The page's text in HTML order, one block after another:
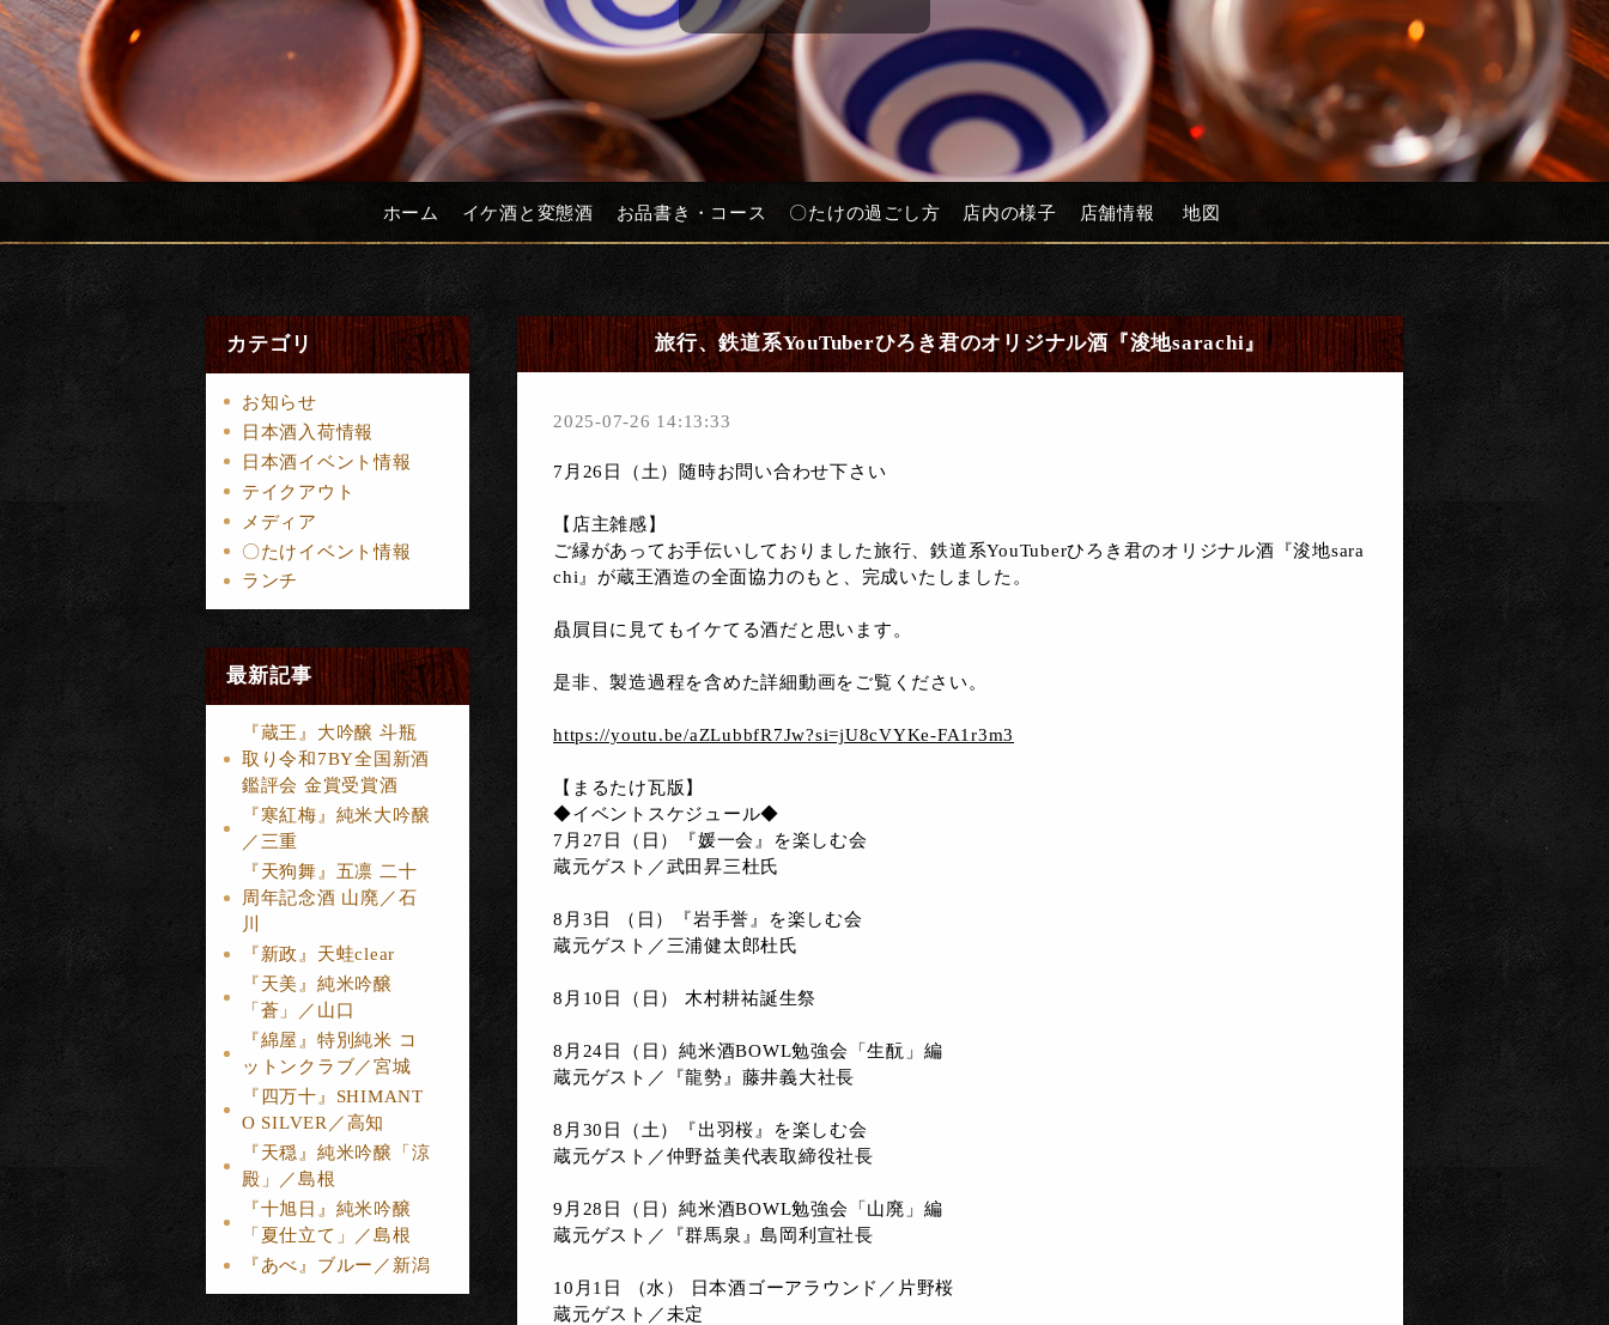
ホーム イケ酒と変態酒 お品書き・コース 〇たけの過ごし方 店内の様子 店舗情報 地図
カテゴリ
お知らせ
日本酒入荷情報
日本酒イベント情報
テイクアウト
メディア
〇たけイベント情報
ランチ
最新記事
『蔵王』大吟醸 斗瓶
取り令和7BY全国新酒
鑑評会 金賞受賞酒
『寒紅梅』純米大吟醸
／三重
『天狗舞』五凛 二十
周年記念酒 山廃／石
川
『新政』天蛙clear
『天美』純米吟醸
「蒼」／山口
『綿屋』特別純米 コ
ットンクラブ／宮城
『四万十』SHIMANT
O SILVER／高知
『天穏』純米吟醸「涼
殿」／島根
『十旭日』純米吟醸
「夏仕立て」／島根
『あべ』ブルー／新潟
旅行、鉄道系YouTuberひろき君のオリジナル酒『浚地sarachi』
2025-07-26 14:13:33
7月26日（土）随時お問い合わせ下さい
【店主雑感】
ご縁があってお手伝いしておりました旅行、鉄道系YouTuberひろき君のオリジナル酒『浚地sara
chi』が蔵王酒造の全面協力のもと、完成いたしました。
贔屓目に見てもイケてる酒だと思います。
是非、製造過程を含めた詳細動画をご覧ください。
https://youtu.be/aZLubbfR7Jw?si=jU8cVYKe-FA1r3m3
【まるたけ瓦版】
◆イベントスケジュール◆
7月27日（日）『媛一会』を楽しむ会
蔵元ゲスト／武田昇三杜氏
8月3日 （日）『岩手誉』を楽しむ会
蔵元ゲスト／三浦健太郎杜氏
8月10日（日） 木村耕祐誕生祭
8月24日（日）純米酒BOWL勉強会「生酛」編
蔵元ゲスト／『龍勢』藤井義大社長
8月30日（土）『出羽桜』を楽しむ会
蔵元ゲスト／仲野益美代表取締役社長
9月28日（日）純米酒BOWL勉強会「山廃」編
蔵元ゲスト／『群馬泉』島岡利宣社長
10月1日 （水） 日本酒ゴーアラウンド／片野桜
蔵元ゲスト／未定